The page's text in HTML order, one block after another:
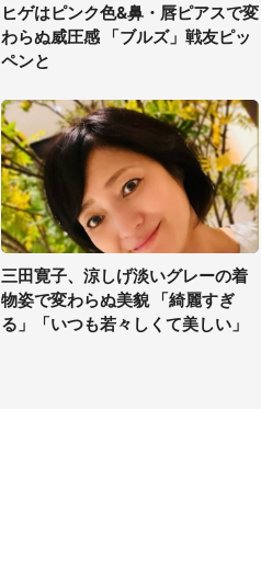
ヒゲはピンク色&鼻・唇ピアスで変
わらぬ威圧感 「ブルズ」戦友ピッ
ペンと
三田寛子、涼しげ淡いグレーの着
物姿で変わらぬ美貌 「綺麗すぎ
る」「いつも若々しくて美しい」